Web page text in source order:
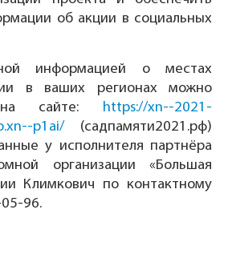
об акции в социальных
информацией о местах
в ваших регионах можно
на сайте: https://xn--2021-
p1ai/ (садпамяти2021.рф)
у исполнителя партнёра
организации «Большая
Климкович по контактному
96.